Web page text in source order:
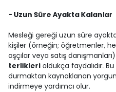
- Uzun Süre Ayakta Kalanlar
Mesleği gereği uzun süre
kişiler (örneğin; öğretmenler,
aşçılar veya satış
terliklerioldukça faydalıdır.
durmaktan kaynaklanan
indirmeye yardımcı olur.